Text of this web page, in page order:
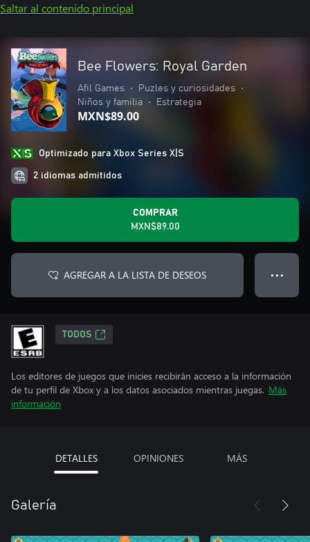
Saltar al contenido principal
Bee Flowers: Royal Garden
Afil Games • Puzles y curiosidades
•
Niños y familia
• Estrategia
MXN$89.00
Optimizado para Xbox Series X|S
2 idiomas admitidos
COMPRAR
MXN$89.00
AGREGAR A LA LISTA DE DESEOS ● ● ●
TODOS
Los editores de juegos que inicies recibirán acceso a la información
de tu perfil de Xbox y a los datos asociados mientras juegas. Más
información
DETALLES OPINIONES MÁS
Galería